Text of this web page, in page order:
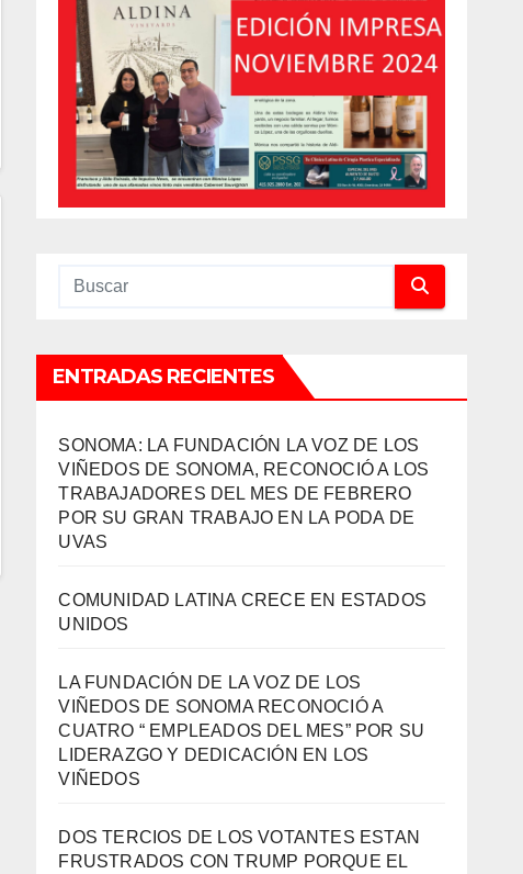
ENTRADAS RECIENTES
SONOMA: LA FUNDACIÓN LA VOZ DE LOS
VIÑEDOS DE SONOMA, RECONOCIÓ A LOS
TRABAJADORES DEL MES DE FEBRERO
POR SU GRAN TRABAJO EN LA PODA DE
UVAS
COMUNIDAD LATINA CRECE EN ESTADOS
UNIDOS
LA FUNDACIÓN DE LA VOZ DE LOS
VIÑEDOS DE SONOMA RECONOCIÓ A
CUATRO “ EMPLEADOS DEL MES” POR SU
LIDERAZGO Y DEDICACIÓN EN LOS
VIÑEDOS
DOS TERCIOS DE LOS VOTANTES ESTAN
FRUSTRADOS CON TRUMP PORQUE EL